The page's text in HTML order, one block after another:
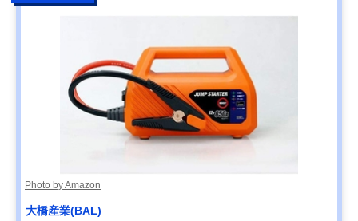
Photo by Amazon
大橋産業(BAL)